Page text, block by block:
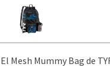
El Mesh Mummy Bag de